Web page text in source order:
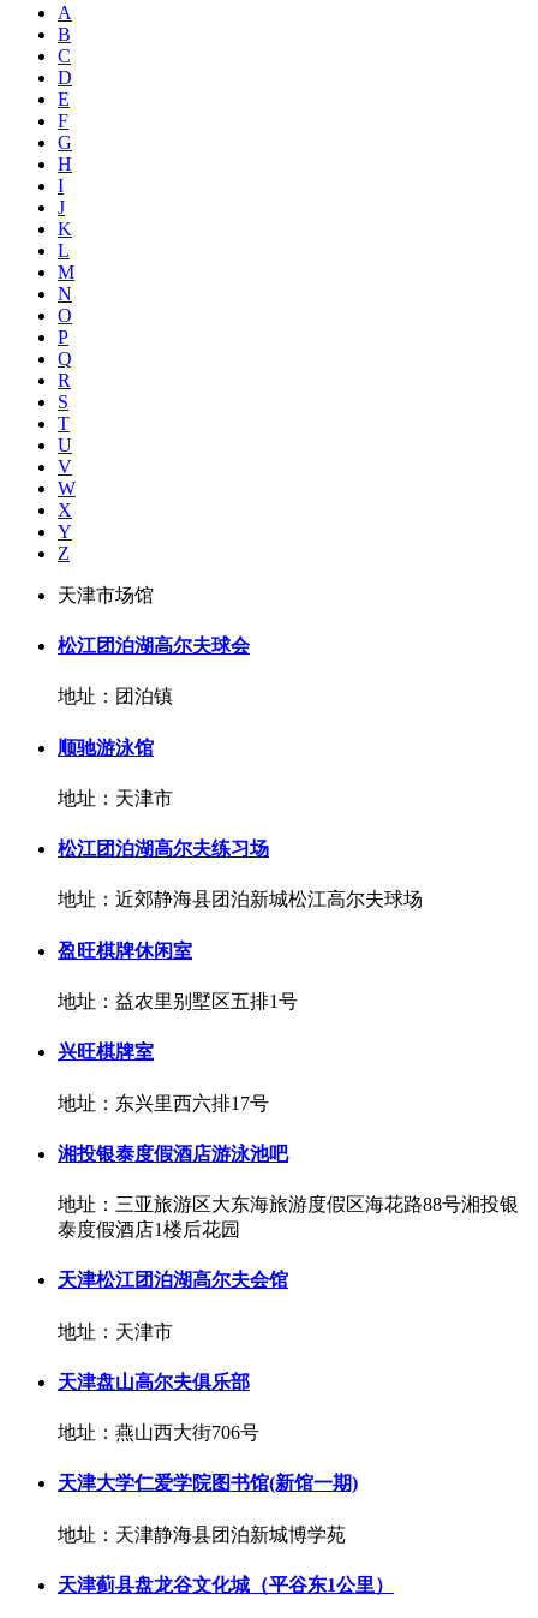
A
B
C
D
E
F
G
H
I
J
K
L
M
N
O
P
Q
R
S
T
U
V
W
X
Y
Z
天津市场馆
松江团泊湖高尔夫球会
地址：团泊镇
顺驰游泳馆
地址：天津市
松江团泊湖高尔夫练习场
地址：近郊静海县团泊新城松江高尔夫球场
盈旺棋牌休闲室
地址：益农里别墅区五排1号
兴旺棋牌室
地址：东兴里西六排17号
湘投银泰度假酒店游泳池吧
地址：三亚旅游区大东海旅游度假区海花路88号湘投银
泰度假酒店1楼后花园
天津松江团泊湖高尔夫会馆
地址：天津市
天津盘山高尔夫俱乐部
地址：燕山西大街706号
天津大学仁爱学院图书馆(新馆一期)
地址：天津静海县团泊新城博学苑
天津蓟县盘龙谷文化城（平谷东1公里）